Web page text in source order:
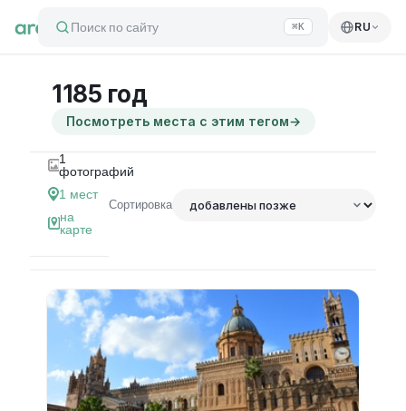
Поиск по сайту ⌘K RU
1185 год
Посмотреть места с этим тегом→
1
фотографий
1 мест
на
карте
Сортировка